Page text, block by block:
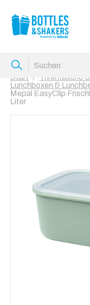
Start
Trinkflasche
Lunchboxen &
Mepal EasyClip
Liter